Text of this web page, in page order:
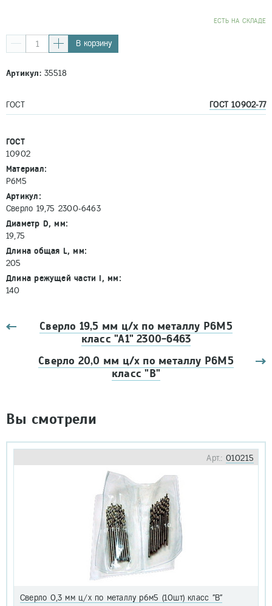
EСТЬ НА СКЛАДЕ
В корзину
Артикул:35518
ГОСТ ГОСТ 10902-77
ГОСТ
10902
Материал:
Р6М5
Артикул:
Сверло 19,75 2300-6463
Диаметр D, мм:
19,75
Длина общая L, мм:
205
Длина режущей части l, мм:
140
Сверло 19,5 мм ц/х по металлу Р6М5
класс "А1" 2300-6463
Сверло 20,0 мм ц/х по металлу Р6М5
класс "В"
Вы смотрели
Арт.: 010215
Сверло 0,3 мм ц/х по металлу р6м5 (10шт) класс "В"